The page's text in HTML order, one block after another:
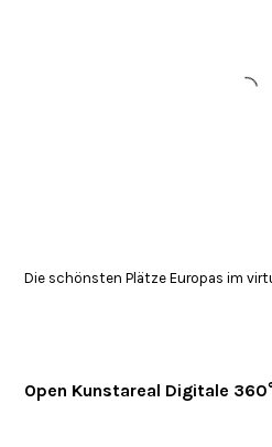
Die schönsten Plätze Europas im
Open Kunstareal Digitale